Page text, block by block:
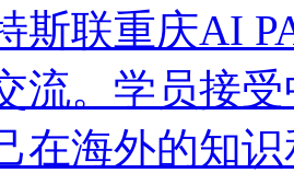
斯联重庆AI
流。学员接
在海外的知